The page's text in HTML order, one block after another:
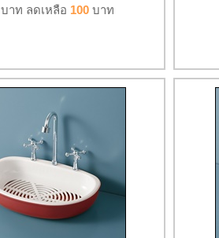
บาท ลดเหลือ 100 บาท